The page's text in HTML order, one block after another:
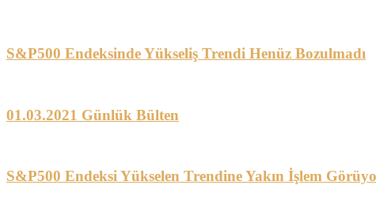
S&P500 Endeksinde Yükseliş Trendi Henüz Bozulmadı
01.03.2021 Günlük Bülten
S&P500 Endeksi Yükselen Trendine Yakın İşlem